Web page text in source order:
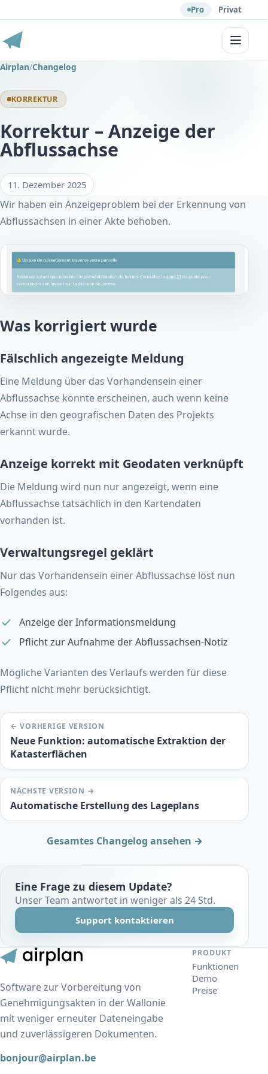
Pro Privat
Menü
Airplan/Changelog
KORREKTUR
Korrektur – Anzeige der
Abflussachse
11. Dezember 2025
Wir haben ein Anzeigeproblem bei der Erkennung von
Abflussachsen in einer Akte behoben.
Was korrigiert wurde
Fälschlich angezeigte Meldung
Eine Meldung über das Vorhandensein einer
Abflussachse konnte erscheinen, auch wenn keine
Achse in den geografischen Daten des Projekts
erkannt wurde.
Anzeige korrekt mit Geodaten verknüpft
Die Meldung wird nun nur angezeigt, wenn eine
Abflussachse tatsächlich in den Kartendaten
vorhanden ist.
Verwaltungsregel geklärt
Nur das Vorhandensein einer Abflussachse löst nun
Folgendes aus:
Anzeige der Informationsmeldung
Pflicht zur Aufnahme der Abflussachsen-Notiz
Mögliche Varianten des Verlaufs werden für diese
Pflicht nicht mehr berücksichtigt.
← VORHERIGE VERSION
Neue Funktion: automatische Extraktion der
Katasterflächen
NÄCHSTE VERSION →
Automatische Erstellung des Lageplans
Gesamtes Changelog ansehen →
Eine Frage zu diesem Update?
Unser Team antwortet in weniger als 24 Std.
Support kontaktieren
Software zur Vorbereitung von
Genehmigungsakten in der Wallonie
mit weniger erneuter Dateneingabe
und zuverlässigeren Dokumenten.
bonjour@airplan.be
PRODUKT
Funktionen
Demo
Preise